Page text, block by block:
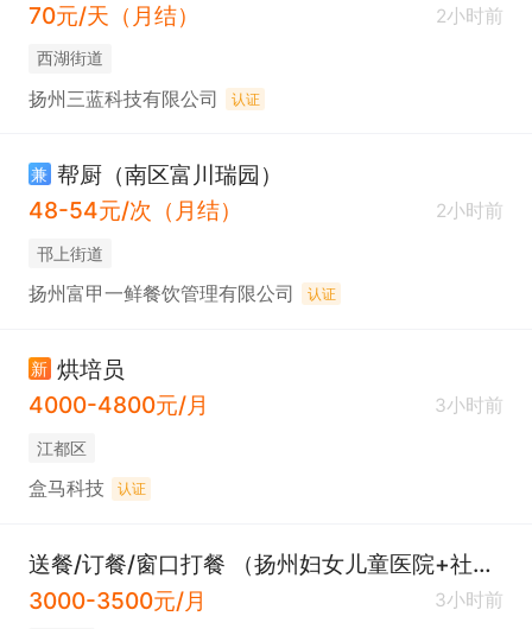
70元/天（月结）
2小时前
西湖街道
扬州三蓝科技有限公司 认证
兼 帮厨（南区富川瑞园）
48-54元/次（月结）
2小时前
邗上街道
扬州富甲一鲜餐饮管理有限公司 认证
新 烘培员
4000-4800元/月
3小时前
江都区
盒马科技 认证
送餐/订餐/窗口打餐 （扬州妇女儿童医院+社保）
3000-3500元/月
3小时前